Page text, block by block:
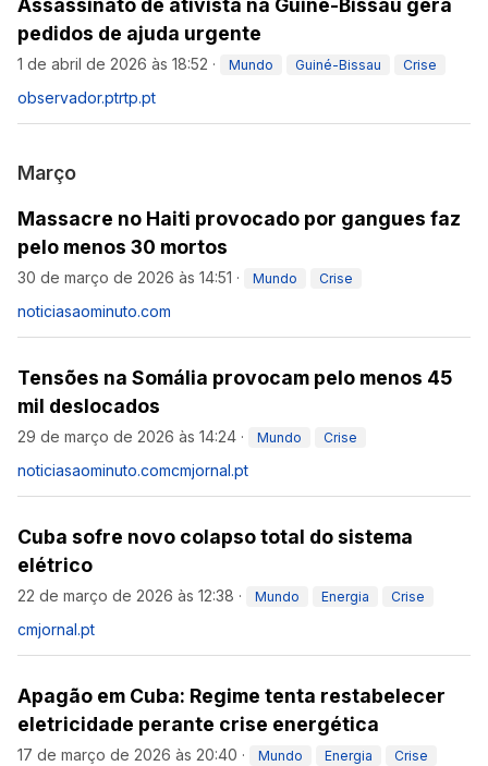
Assassinato de ativista na Guiné-Bissau gera
pedidos de ajuda urgente
1 de abril de 2026 às 18:52 · Mundo Guiné-Bissau Crise
observador.ptrtp.pt
Março
Massacre no Haiti provocado por gangues faz
pelo menos 30 mortos
30 de março de 2026 às 14:51 · Mundo Crise
noticiasaominuto.com
Tensões na Somália provocam pelo menos 45
mil deslocados
29 de março de 2026 às 14:24 · Mundo Crise
noticiasaominuto.comcmjornal.pt
Cuba sofre novo colapso total do sistema
elétrico
22 de março de 2026 às 12:38 · Mundo Energia Crise
cmjornal.pt
Apagão em Cuba: Regime tenta restabelecer
eletricidade perante crise energética
17 de março de 2026 às 20:40 · Mundo Energia Crise